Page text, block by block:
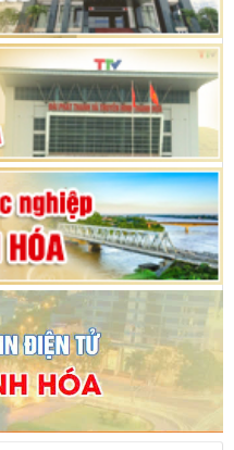
thứ 24, HĐND tỉnh
nhiệm kỳ 2021 - 2026
bốn, Hội đồng nhân dân